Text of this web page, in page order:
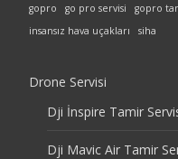
gopro
go pro servisi gopro
insansız hava uçakları
siha
Drone Servisi
Dji İnspire Tamir
Dji Mavic Air Tamir